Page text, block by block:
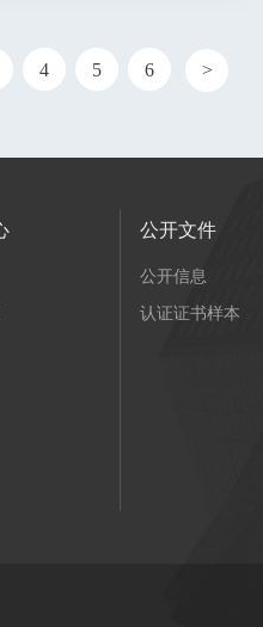
4 5 6 >
公开文件
公开信息
认证证书样本